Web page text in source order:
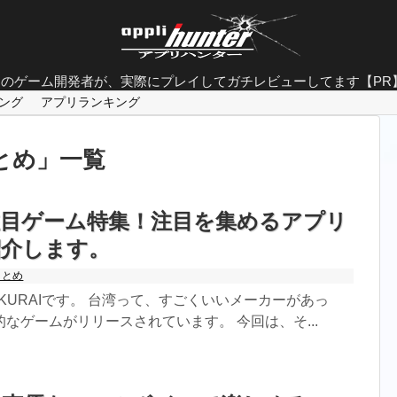
ゲーム開発者が、実際にプレイしてガチレビューしてます【PR
グ アプリランキング
め 」 一覧
ゲーム特集！注目を集めるアプリ
します。
め
です。 台湾って、すごくいいメーカーがあっ
なゲームがリリースされています。 今回は、そ...
面白すぎるゲーム特集
やり込み要素抜群のゲーム
ストーリーの完成度が凄いゲーム
FINAL FANTASYシリーズのゲーム
大人がハマるゲーム
シングルプレイ用ゲーム